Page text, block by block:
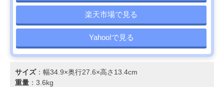
楽天市場で見る
Yahoo!で見る
サイズ：幅34.9×奥行27.6×高さ13.4cm
重量 ：3.6kg